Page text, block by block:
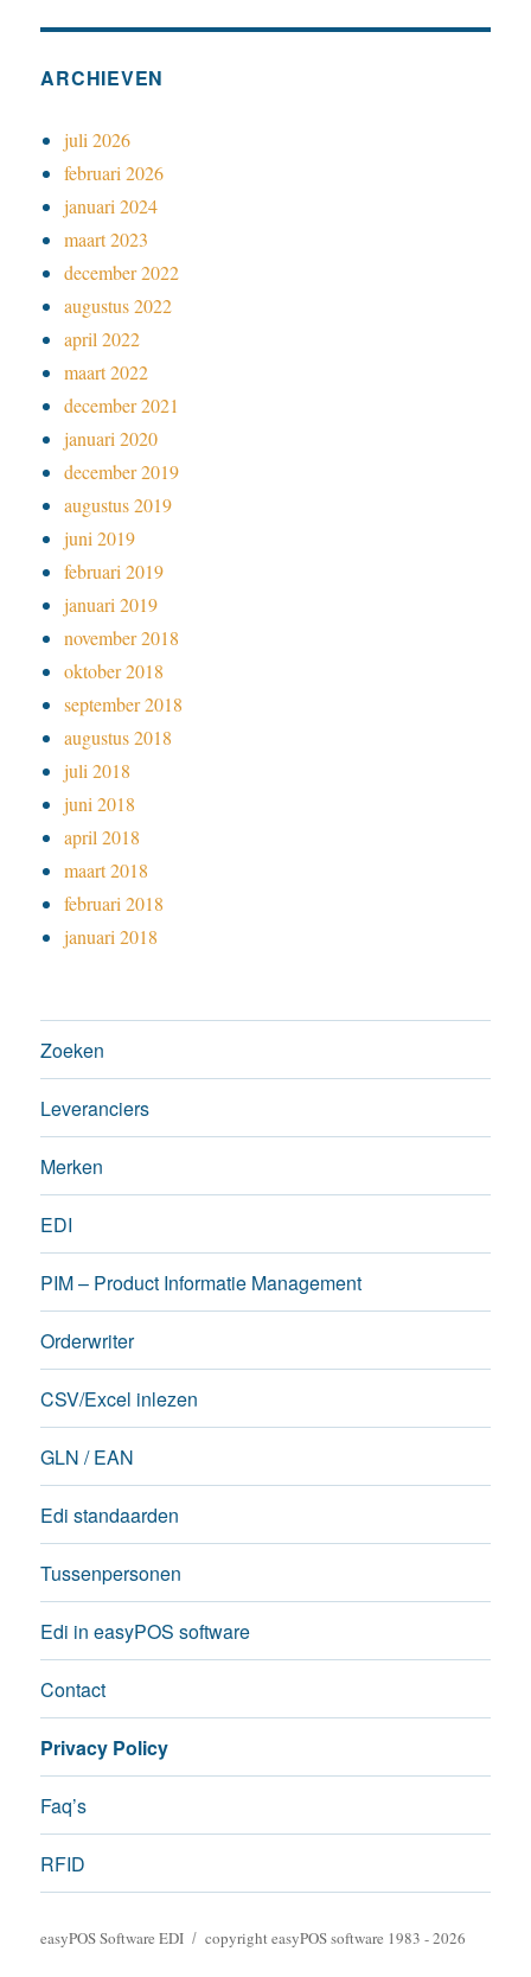
ARCHIEVEN
juli 2026
februari 2026
januari 2024
maart 2023
december 2022
augustus 2022
april 2022
maart 2022
december 2021
januari 2020
december 2019
augustus 2019
juni 2019
februari 2019
januari 2019
november 2018
oktober 2018
september 2018
augustus 2018
juli 2018
juni 2018
april 2018
maart 2018
februari 2018
januari 2018
Zoeken
Leveranciers
Merken
EDI
PIM – Product Informatie Management
Orderwriter
CSV/Excel inlezen
GLN / EAN
Edi standaarden
Tussenpersonen
Edi in easyPOS software
Contact
Privacy Policy
Faq’s
RFID
easyPOS Software EDI copyright easyPOS software 1983 - 2026